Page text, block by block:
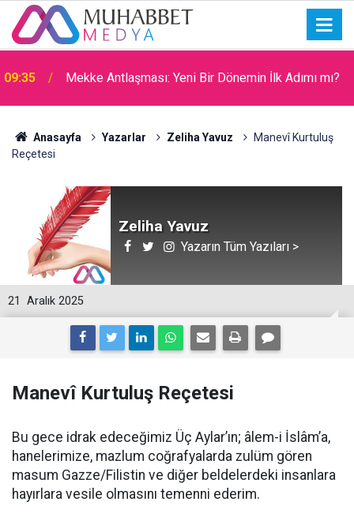
09:31 Filistin Kara Konvoyu
Anasayfa Yazarlar Zeliha Yavuz
Manevî Kurtuluş
Reçetesi
Zeliha Yavuz
Yazarın Tüm Yazıları >
21 Aralık 2025
Manevî Kurtuluş Reçetesi
Bu gece idrak edeceğimiz Üç Aylar’ın; âlem-i İslâm’a,
hanelerimize, mazlum coğrafyalarda zulüm gören
masum Gazze/Filistin ve diğer beldelerdeki insanlara
hayırlara vesile olmasını temenni ederim.